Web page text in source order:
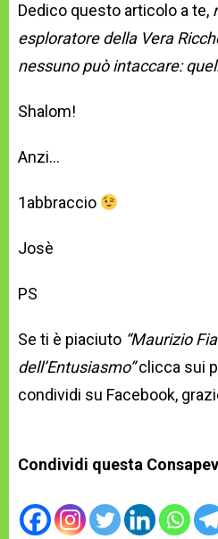
Dedico questo articolo a te,
esploratore della Vera
nessuno può intaccare:
Shalom!
Anzi…
1abbraccio
Josè
PS
Se ti è piaciuto “Maurizio
dell’Entusiasmo”clicca sui
condividi su Facebook,
Condividi questa